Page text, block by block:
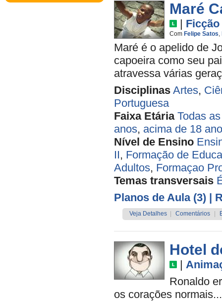
Maré
| Ficção
Com Felipe Satos,
Maré é o apelido de
capoeira como seu
atravessa várias
Disciplinas Artes,
Portuguesa
Faixa Etária Todas
anos, acima de 18
Nível de Ensino
II, Formação de
Adultos, Formaçao
Temas transversais
Planos de Aula (3) |
Veja Detalhes Comentários
Hotel
|
Ronaldo
os corações normais...